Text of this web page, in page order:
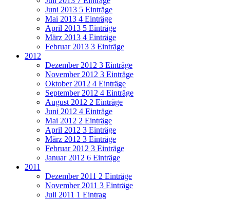
Juni 2013 5 Einträge
Mai 2013 4 Einträge
April 2013 5 Einträge
März 2013 4 Einträge
Februar 2013 3 Einträge
2012
Dezember 2012 3 Einträge
November 2012 3 Einträge
Oktober 2012 4 Einträge
September 2012 4 Einträge
August 2012 2 Einträge
Juni 2012 4 Einträge
Mai 2012 2 Einträge
April 2012 3 Einträge
März 2012 3 Einträge
Februar 2012 3 Einträge
Januar 2012 6 Einträge
2011
Dezember 2011 2 Einträge
November 2011 3 Einträge
Juli 2011 1 Eintrag